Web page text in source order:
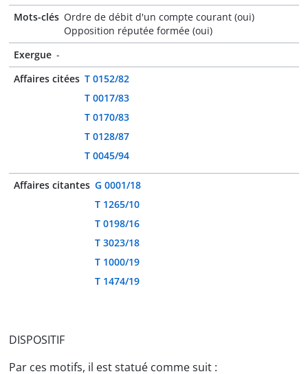
Mots-clés Ordre de débit d'un compte courant (oui)
Opposition réputée formée (oui)
Exergue -
Affaires citées T 0152/82
T 0017/83
T 0170/83
T 0128/87
T 0045/94
Affaires citantes G 0001/18
T 1265/10
T 0198/16
T 3023/18
T 1000/19
T 1474/19
DISPOSITIF
Par ces motifs, il est statué comme suit :